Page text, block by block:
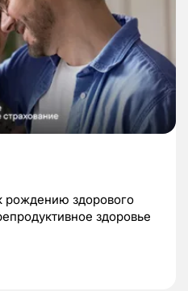
рождению здорового
здоровье